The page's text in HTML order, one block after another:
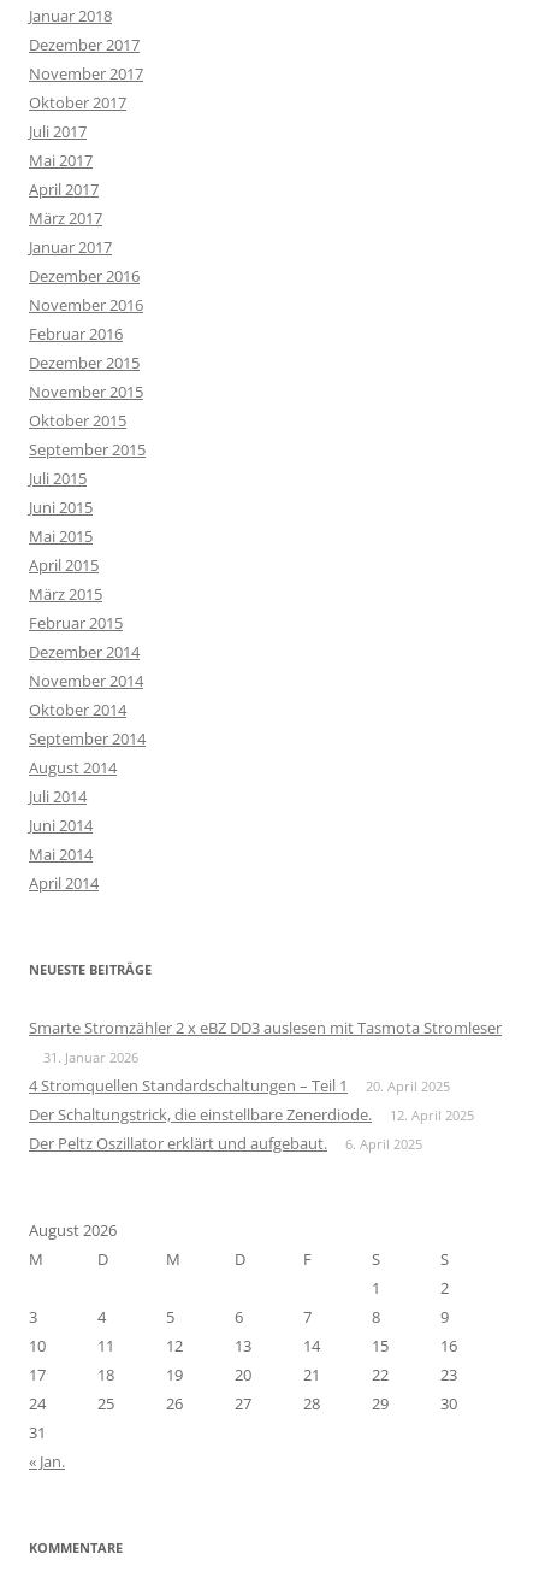
Januar 2018
Dezember 2017
November 2017
Oktober 2017
Juli 2017
Mai 2017
April 2017
März 2017
Januar 2017
Dezember 2016
November 2016
Februar 2016
Dezember 2015
November 2015
Oktober 2015
September 2015
Juli 2015
Juni 2015
Mai 2015
April 2015
März 2015
Februar 2015
Dezember 2014
November 2014
Oktober 2014
September 2014
August 2014
Juli 2014
Juni 2014
Mai 2014
April 2014
NEUESTE BEITRÄGE
Smarte Stromzähler 2 x eBZ DD3 auslesen mit Tasmota Stromleser
31. Januar 2026
4 Stromquellen Standardschaltungen – Teil 1 20. April 2025
Der Schaltungstrick, die einstellbare Zenerdiode. 12. April 2025
Der Peltz Oszillator erklärt und aufgebaut. 6. April 2025
August 2026
M
D M D F S
S
1
2
3
4 5 6 7 8
9
10
11 12 13 14 15
16
17
18 19 20 21 22
23
24
25 26 27 28 29
30
31
« Jan.
KOMMENTARE